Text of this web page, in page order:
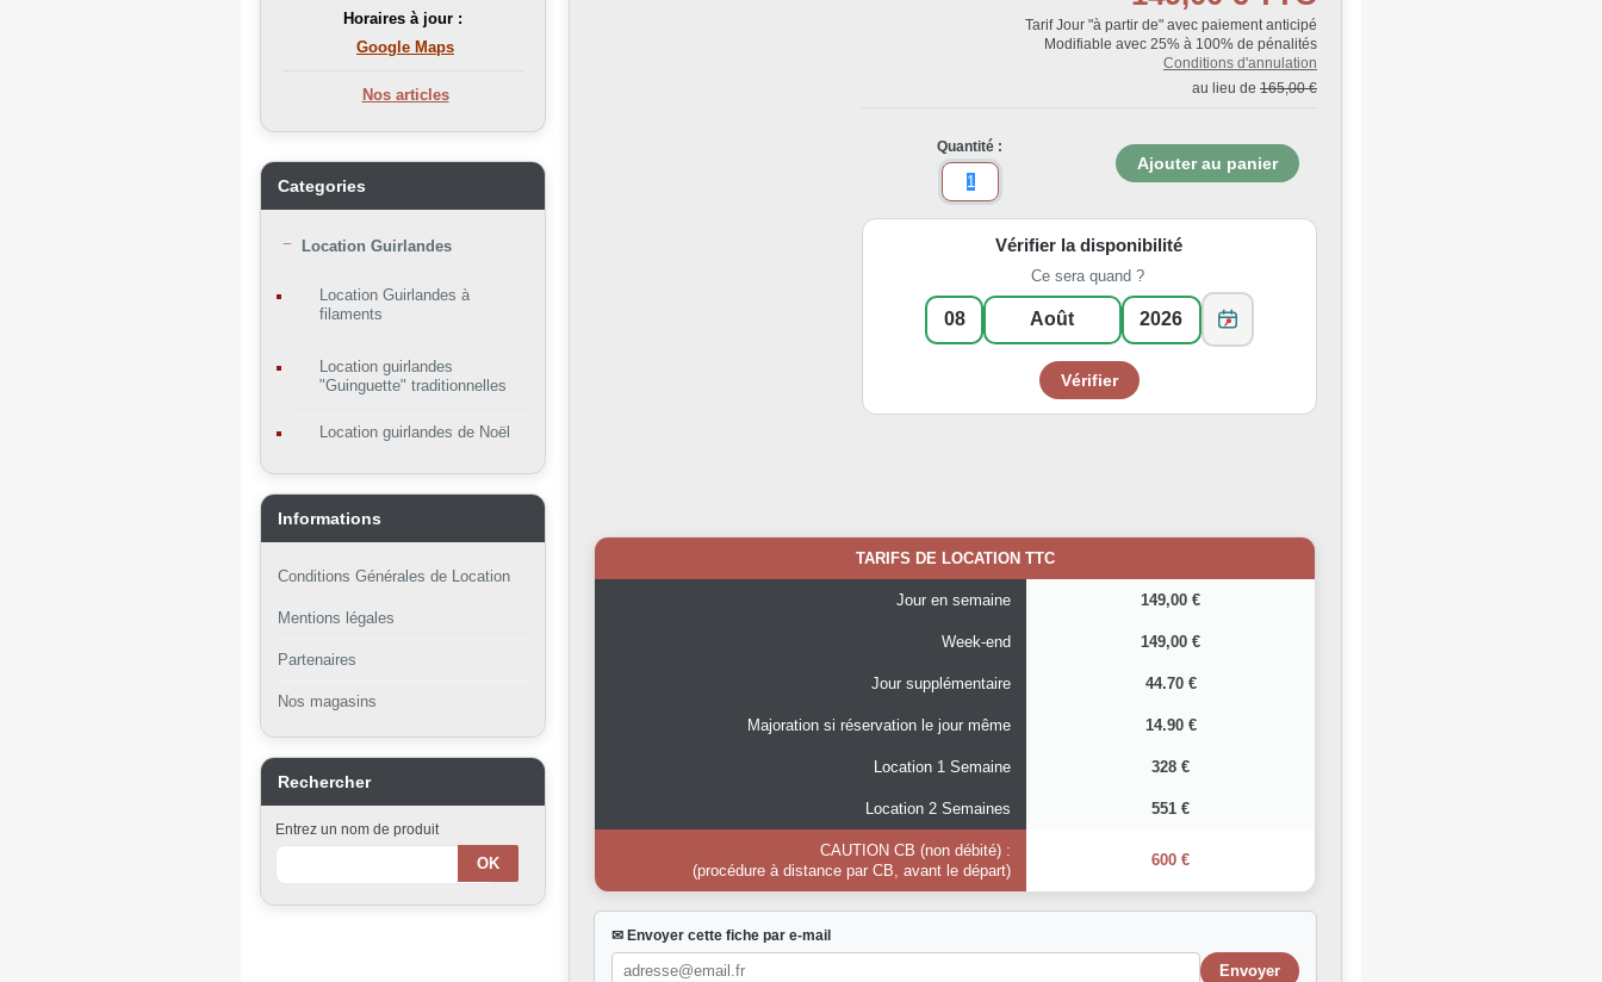
Horaires à jour :
Google Maps
Nos articles
Categories
Location Guirlandes
Location Guirlandes à
filaments
Location guirlandes
"Guinguette" traditionnelles
Location guirlandes de Noël
Informations
Conditions Générales de Location
Mentions légales
Partenaires
Nos magasins
Rechercher
Entrez un nom de produit
Tarif Jour "à partir de" avec paiement anticipé
Modifiable avec 25% à 100% de pénalités
Conditions d'annulation
au lieu de 165,00 €
Quantité :
Vérifier la disponibilité
Ce sera quand ?
TARIFS DE LOCATION TTC
Jour en semaine 149,00 €
Week-end 149,00 €
Jour supplémentaire 44.70 €
Majoration si réservation le jour même 14.90 €
Location 1 Semaine 328 €
Location 2 Semaines 551 €
CAUTION CB (non débité) :
(procédure à distance par CB, avant le départ)
600 €
✉ Envoyer cette fiche par e-mail